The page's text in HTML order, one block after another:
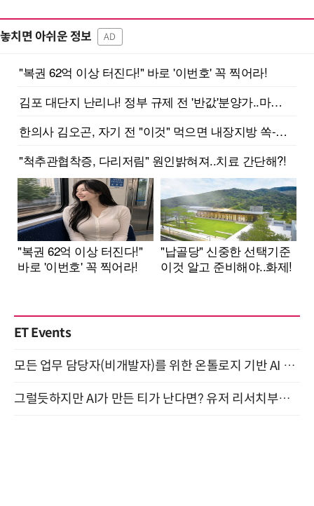
놓치면 아쉬운 정보 AD
ET Events
모든 업무 담당자(비개발자)를 위한 온톨로지 기반 AI 지식체계 설계 1-day 워크숍 8월 20일 개최
그럴듯하지만 AI가 만든 티가 난다면? 유저 리서치부터 배포까지! (9/15)